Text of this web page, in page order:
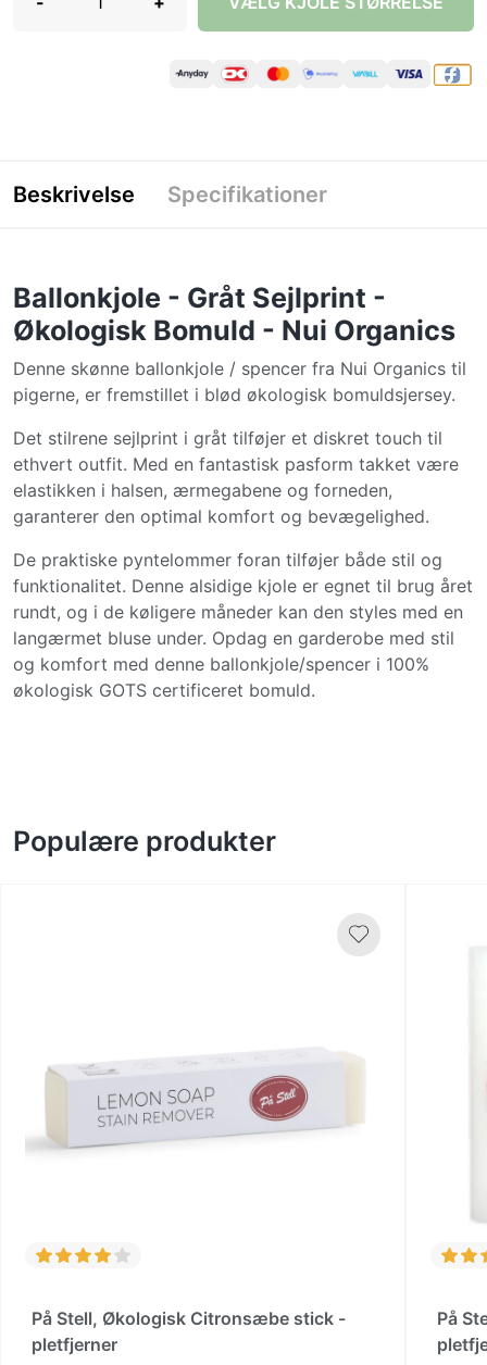
Beskrivelse Specifikationer
Ballonkjole - Gråt Sejlprint -
Økologisk Bomuld - Nui Organics
Denne skønne ballonkjole / spencer fra Nui Organics til
pigerne, er fremstillet i blød økologisk bomuldsjersey.
Det stilrene sejlprint i gråt tilføjer et diskret touch til
ethvert outfit. Med en fantastisk pasform takket være
elastikken i halsen, ærmegabene og forneden,
garanterer den optimal komfort og bevægelighed.
De praktiske pyntelommer foran tilføjer både stil og
funktionalitet. Denne alsidige kjole er egnet til brug året
rundt, og i de køligere måneder kan den styles med en
langærmet bluse under. Opdag en garderobe med stil
og komfort med denne ballonkjole/spencer i 100%
økologisk GOTS certificeret bomuld.
Populære produkter
På Stell, Økologisk Citronsæbe stick -
pletfjerner
På